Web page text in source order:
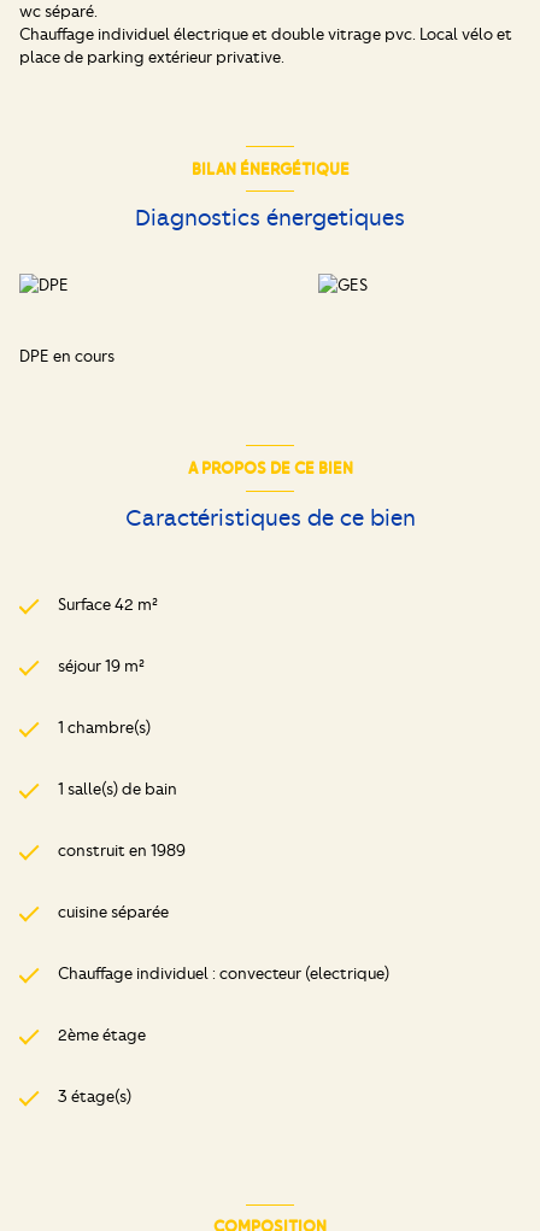
wc séparé.
Chauffage individuel électrique et double vitrage pvc. Local vélo et
place de parking extérieur privative.
BILAN ÉNERGÉTIQUE
Diagnostics énergetiques
DPE en cours
A PROPOS DE CE BIEN
Caractéristiques de ce bien
Surface 42 m²
séjour 19 m²
1 chambre(s)
1 salle(s) de bain
construit en 1989
cuisine séparée
Chauffage individuel : convecteur (electrique)
2ème étage
3 étage(s)
COMPOSITION